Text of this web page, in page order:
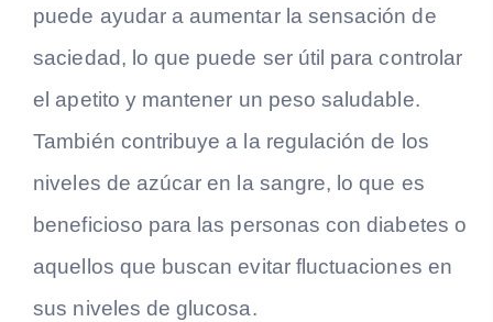
puede ayudar a aumentar la sensación de
saciedad, lo que puede ser útil para controlar
el apetito y mantener un peso saludable.
También contribuye a la regulación de los
niveles de azúcar en la sangre, lo que es
beneficioso para las personas con diabetes o
aquellos que buscan evitar fluctuaciones en
sus niveles de glucosa.